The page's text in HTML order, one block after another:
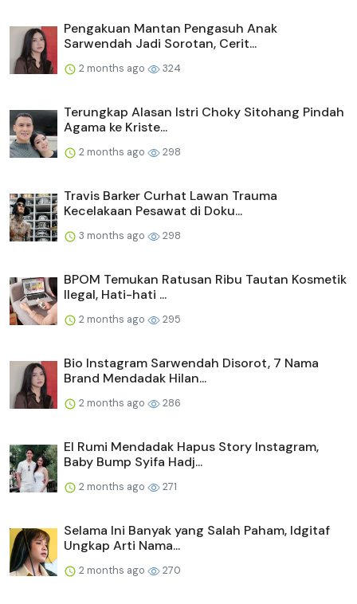
Pengakuan Mantan Pengasuh Anak
Sarwendah Jadi Sorotan, Cerit...
2 months ago 324
Terungkap Alasan Istri Choky Sitohang Pindah
Agama ke Kriste...
2 months ago 298
Travis Barker Curhat Lawan Trauma
Kecelakaan Pesawat di Doku...
3 months ago 298
BPOM Temukan Ratusan Ribu Tautan Kosmetik
Ilegal, Hati-hati ...
2 months ago 295
Bio Instagram Sarwendah Disorot, 7 Nama
Brand Mendadak Hilan...
2 months ago 286
El Rumi Mendadak Hapus Story Instagram,
Baby Bump Syifa Hadj...
2 months ago 271
Selama Ini Banyak yang Salah Paham, Idgitaf
Ungkap Arti Nama...
2 months ago 270